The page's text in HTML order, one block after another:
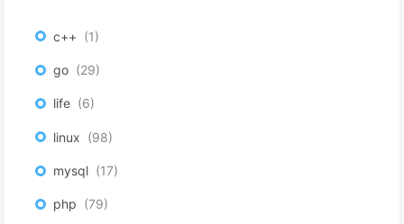
c++ 1
go 29
life 6
linux 98
mysql 17
php 79